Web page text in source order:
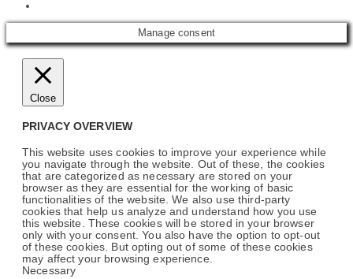
Manage consent
Close
PRIVACY OVERVIEW
This website uses cookies to improve your experience while
you navigate through the website. Out of these, the cookies
that are categorized as necessary are stored on your
browser as they are essential for the working of basic
functionalities of the website. We also use third-party
cookies that help us analyze and understand how you use
this website. These cookies will be stored in your browser
only with your consent. You also have the option to opt-out
of these cookies. But opting out of some of these cookies
may affect your browsing experience.
Necessary